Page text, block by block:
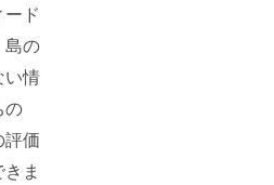
ド
島の
い情
の
価
ま